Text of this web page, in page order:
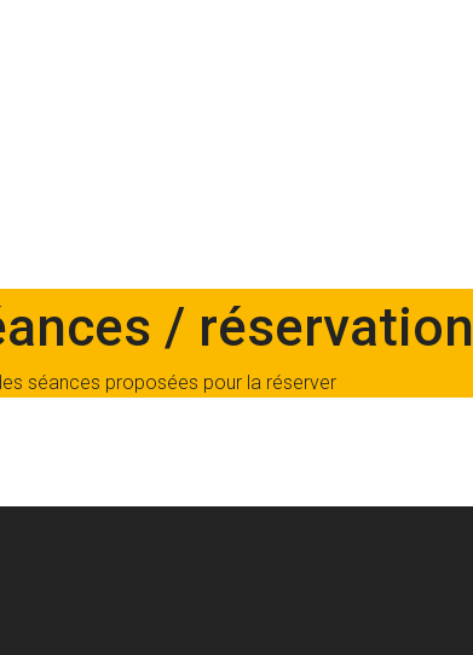
/ réservation
séances proposées pour la réserver